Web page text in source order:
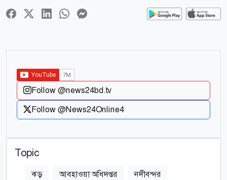
Follow @news24bd.tv
Follow @News24Online4
Topic
ঝড় আবহাওয়া অধিদপ্তর নদীবন্দর